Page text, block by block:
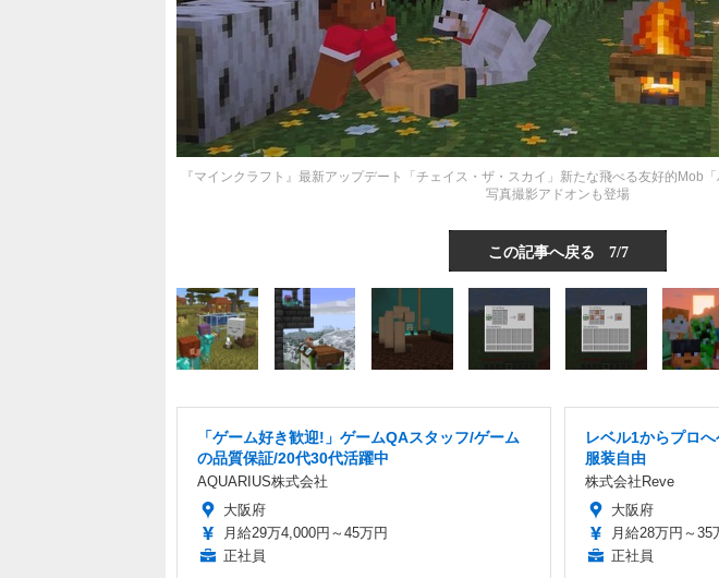
『マインクラフト』最新アップデート「チェイス・ザ・スカイ」新たな飛べる友好的Mob
写真撮影アドオンも登場
この記事へ戻る 7/7
「ゲーム好き歓迎!」ゲームQAスタッフ/ゲーム
の品質保証/20代30代活躍中
AQUARIUS株式会社
大阪府
月給29万4,000円～45万円
正社員
レベル1からプロ
服装自由
株式会社Reve
大阪府
月給28万円～35
正社員